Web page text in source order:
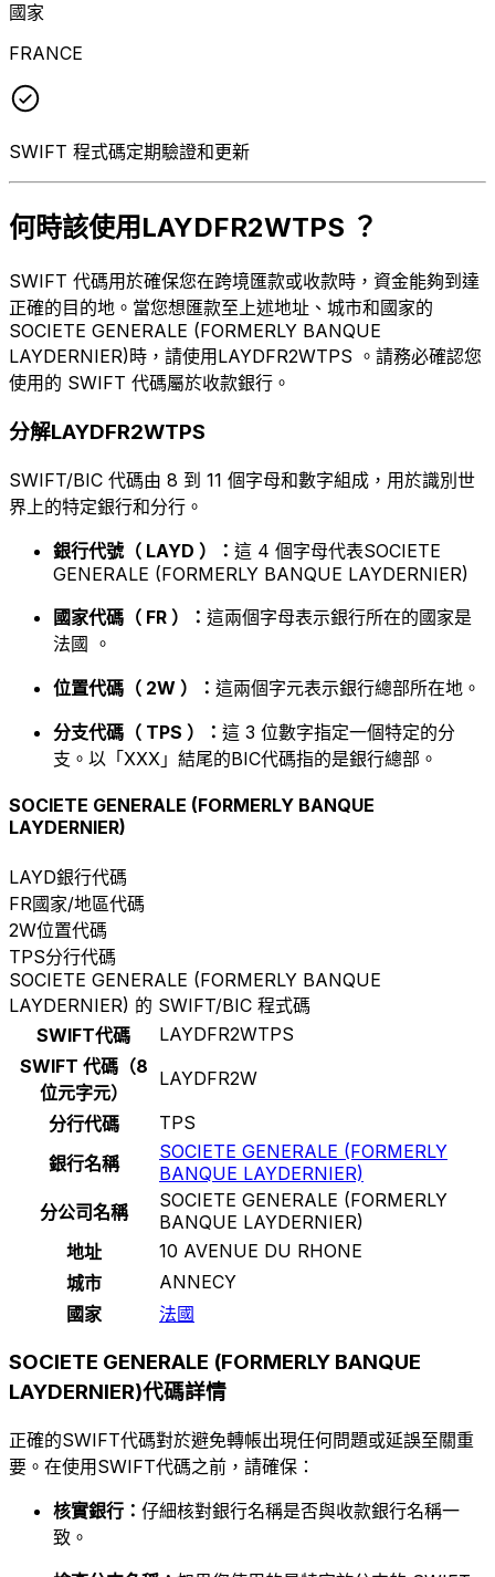
國家
FRANCE
SWIFT 程式碼定期驗證和更新
何時該使用LAYDFR2WTPS ？
SWIFT 代碼用於確保您在跨境匯款或收款時，資金能夠到達
正確的目的地。當您想匯款至上述地址、城市和國家的
SOCIETE GENERALE (FORMERLY BANQUE
LAYDERNIER)時，請使用LAYDFR2WTPS 。請務必確認您
使用的 SWIFT 代碼屬於收款銀行。
分解LAYDFR2WTPS
SWIFT/BIC 代碼由 8 到 11 個字母和數字組成，用於識別世
界上的特定銀行和分行。
銀行代號（ LAYD ）： 這 4 個字母代表SOCIETE
GENERALE (FORMERLY BANQUE LAYDERNIER)
國家代碼（ FR ）： 這兩個字母表示銀行所在的國家是
法國 。
位置代碼（ 2W ）： 這兩個字元表示銀行總部所在地。
分支代碼（ TPS ）： 這 3 位數字指定一個特定的分
支。以「XXX」結尾的BIC代碼指的是銀行總部。
SOCIETE GENERALE (FORMERLY BANQUE
LAYDERNIER)
LAYD銀行代碼
FR國家/地區代碼
2W位置代碼
TPS分行代碼
SOCIETE GENERALE (FORMERLY BANQUE
LAYDERNIER) 的 SWIFT/BIC 程式碼
SWIFT代碼
LAYDFR2WTPS
SWIFT 代碼（8
位元字元）
LAYDFR2W
分行代碼
TPS
銀行名稱
SOCIETE GENERALE (FORMERLY
BANQUE LAYDERNIER)
分公司名稱
SOCIETE GENERALE (FORMERLY
BANQUE LAYDERNIER)
地址
10 AVENUE DU RHONE
城市
ANNECY
國家
法國
SOCIETE GENERALE (FORMERLY BANQUE
LAYDERNIER)代碼詳情
正確的SWIFT代碼對於避免轉帳出現任何問題或延誤至關重
要。在使用SWIFT代碼之前，請確保：
核實銀行： 仔細核對銀行名稱是否與收款銀行名稱一
致。